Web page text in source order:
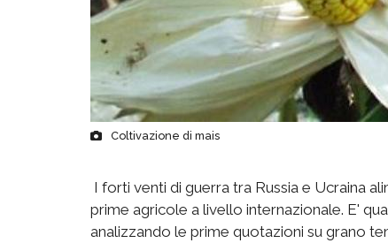
Coltivazione di mais
I forti venti di guerra tra Russia e Ucraina
prime agricole a livello internazionale. E'
analizzando le prime quotazioni su grano